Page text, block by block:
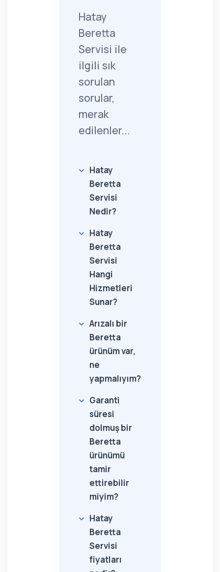
Hatay
Beretta
Servisi ile
ilgili sık
sorulan
sorular,
merak
edilenler...
Hatay
Beretta
Servisi
Nedir?
Hatay
Beretta
Servisi
Hangi
Hizmetleri
Sunar?
Arızalı bir
Beretta
ürünüm var,
ne
yapmalıyım?
Garanti
süresi
dolmuş bir
Beretta
ürünümü
tamir
ettirebilir
miyim?
Hatay
Beretta
Servisi
fiyatları